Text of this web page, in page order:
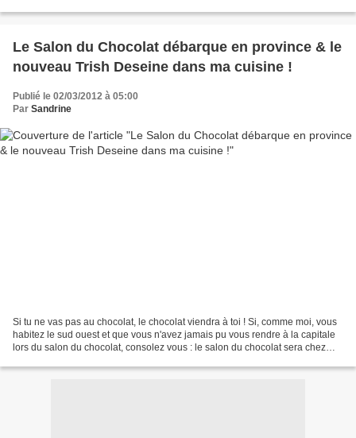
Le Salon du Chocolat débarque en province & le
nouveau Trish Deseine dans ma cuisine !
Publié le 02/03/2012 à 05:00
Par Sandrine
Si tu ne vas pas au chocolat, le chocolat viendra à toi ! Si, comme moi, vous
habitez le sud ouest et que vous n'avez jamais pu vous rendre à la capitale
lors du salon du chocolat, consolez vous : le salon du chocolat sera chez